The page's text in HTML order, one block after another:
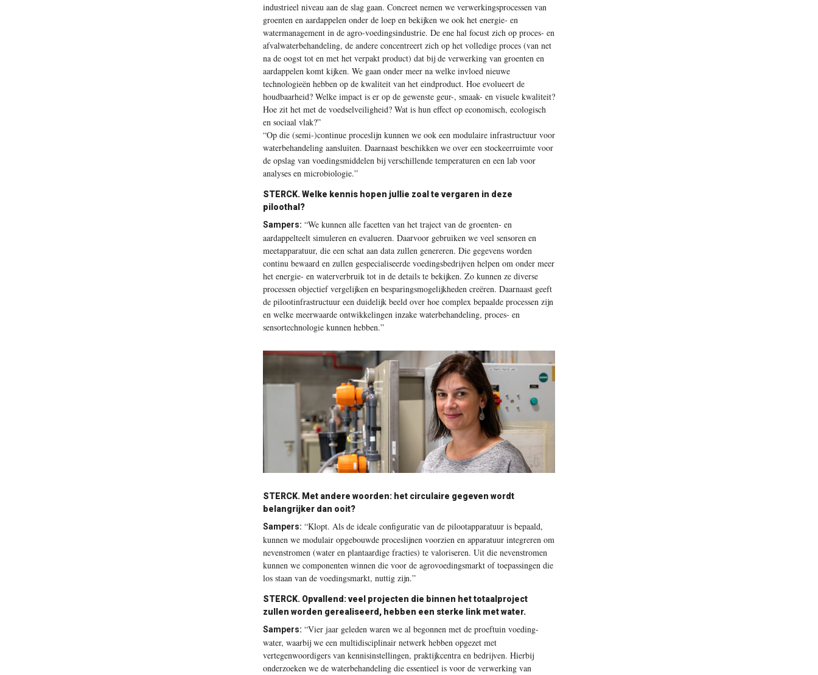
industrieel niveau aan de slag gaan. Concreet nemen we verwerkingsprocessen van
groenten en aardappelen onder de loep en bekijken we ook het energie- en
watermanagement in de agro-voedingsindustrie. De ene hal focust zich op proces- en
afvalwaterbehandeling, de andere concentreert zich op het volledige proces (van net
na de oogst tot en met het verpakt product) dat bij de verwerking van groenten en
aardappelen komt kijken. We gaan onder meer na welke invloed nieuwe
technologieën hebben op de kwaliteit van het eindproduct. Hoe evolueert de
houdbaarheid? Welke impact is er op de gewenste geur-, smaak- en visuele kwaliteit?
Hoe zit het met de voedselveiligheid? Wat is hun effect op economisch, ecologisch
en sociaal vlak?”
“Op die (semi-)continue proceslijn kunnen we ook een modulaire infrastructuur voor
waterbehandeling aansluiten. Daarnaast beschikken we over een stockeerruimte voor
de opslag van voedingsmiddelen bij verschillende temperaturen en een lab voor
analyses en microbiologie.”
STERCK. Welke kennis hopen jullie zoal te vergaren in deze
piloothal?
Sampers: “We kunnen alle facetten van het traject van de groenten- en
aardappelteelt simuleren en evalueren. Daarvoor gebruiken we veel sensoren en
meetapparatuur, die een schat aan data zullen genereren. Die gegevens worden
continu bewaard en zullen gespecialiseerde voedingsbedrijven helpen om onder meer
het energie- en waterverbruik tot in de details te bekijken. Zo kunnen ze diverse
processen objectief vergelijken en besparingsmogelijkheden creëren. Daarnaast geeft
de pilootinfrastructuur een duidelijk beeld over hoe complex bepaalde processen zijn
en welke meerwaarde ontwikkelingen inzake waterbehandeling, proces- en
sensortechnologie kunnen hebben.”
STERCK. Met andere woorden: het circulaire gegeven wordt
belangrijker dan ooit?
Sampers: “Klopt. Als de ideale configuratie van de pilootapparatuur is bepaald,
kunnen we modulair opgebouwde proceslijnen voorzien en apparatuur integreren om
nevenstromen (water en plantaardige fracties) te valoriseren. Uit die nevenstromen
kunnen we componenten winnen die voor de agrovoedingsmarkt of toepassingen die
los staan van de voedingsmarkt, nuttig zijn.”
STERCK. Opvallend: veel projecten die binnen het totaalproject
zullen worden gerealiseerd, hebben een sterke link met water.
Sampers: “Vier jaar geleden waren we al begonnen met de proeftuin voeding-
water, waarbij we een multidisciplinair netwerk hebben opgezet met
vertegenwoordigers van kennisinstellingen, praktijkcentra en bedrijven. Hierbij
onderzoeken we de waterbehandeling die essentieel is voor de verwerking van